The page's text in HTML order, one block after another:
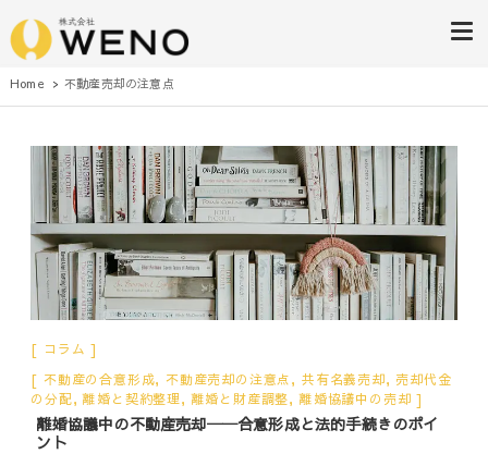
株式会社WENO
Home 不動産売却の注意点
コラム
不動産の合意形成,不動産売却の注意点, 共有名義売却, 売却代金
の分配,離婚と契約整理,離婚と財産調整,離婚協議中の売却
離婚協議中の不動産売却──合意形成と法的手続きのポイ
ント